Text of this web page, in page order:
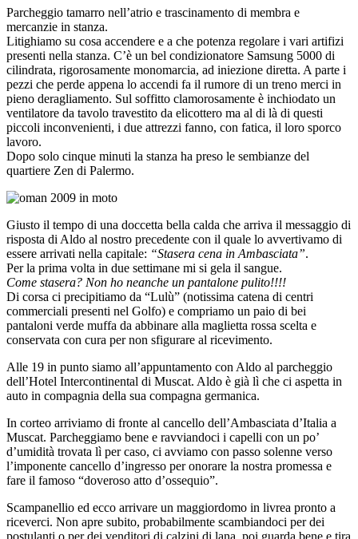
Parcheggio tamarro nell’atrio e trascinamento di membra e
mercanzie in stanza.
Litighiamo su cosa accendere e a che potenza regolare i vari artifizi
presenti nella stanza. C’è un bel condizionatore Samsung 5000 di
cilindrata, rigorosamente monomarcia, ad iniezione diretta. A parte i
pezzi che perde appena lo accendi fa il rumore di un treno merci in
pieno deragliamento. Sul soffitto clamorosamente è inchiodato un
ventilatore da tavolo travestito da elicottero ma al di là di questi
piccoli inconvenienti, i due attrezzi fanno, con fatica, il loro sporco
lavoro.
Dopo solo cinque minuti la stanza ha preso le sembianze del
quartiere Zen di Palermo.
Giusto il tempo di una doccetta bella calda che arriva il messaggio di
risposta di Aldo al nostro precedente con il quale lo avvertivamo di
essere arrivati nella capitale: “Stasera cena in Ambasciata”.
Per la prima volta in due settimane mi si gela il sangue.
Come stasera? Non ho neanche un pantalone pulito!!!!
Di corsa ci precipitiamo da “Lulù” (notissima catena di centri
commerciali presenti nel Golfo) e compriamo un paio di bei
pantaloni verde muffa da abbinare alla maglietta rossa scelta e
conservata con cura per non sfigurare al ricevimento.
Alle 19 in punto siamo all’appuntamento con Aldo al parcheggio
dell’Hotel Intercontinental di Muscat. Aldo è già lì che ci aspetta in
auto in compagnia della sua compagna germanica.
In corteo arriviamo di fronte al cancello dell’Ambasciata d’Italia a
Muscat. Parcheggiamo bene e ravviandoci i capelli con un po’
d’umidità trovata lì per caso, ci avviamo con passo solenne verso
l’imponente cancello d’ingresso per onorare la nostra promessa e
fare il famoso “doveroso atto d’ossequio”.
Scampanellio ed ecco arrivare un maggiordomo in livrea pronto a
riceverci. Non apre subito, probabilmente scambiandoci per dei